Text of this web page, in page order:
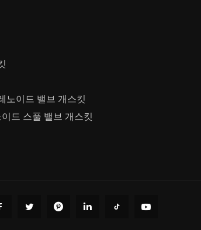
노이드 밸브 개스킷
드 스풀 밸브 개스킷